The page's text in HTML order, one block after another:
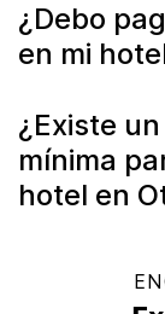
¿Debo
en mi
¿Existe
mínima
hotel en